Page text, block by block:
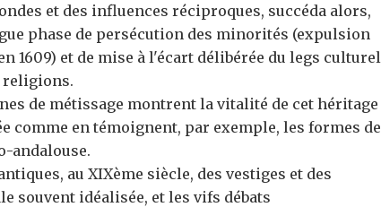
et des influences réciproques, succéda alors,
phase de persécution des minorités (expulsion
1609) et de mise à l'écart délibérée du legs culturel
religions.
de métissage montrent la vitalité de cet héritage
comme en témoignent, par exemple, les formes de
andalouse.
au XIXème siècle, des vestiges et des
souvent idéalisée, et les vifs débats